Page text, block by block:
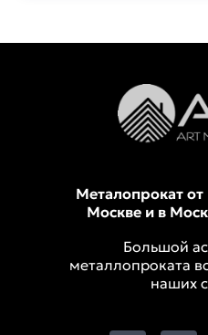
Металопрокат
Москве и в
Большой
металлопроката
наших